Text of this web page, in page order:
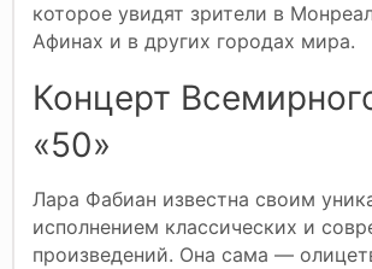
которое увидят зрители в
Афинах и в других городах мира.
Концерт
«50»
Лара Фабиан известна своим
исполнением классических и
произведений. Она сама —